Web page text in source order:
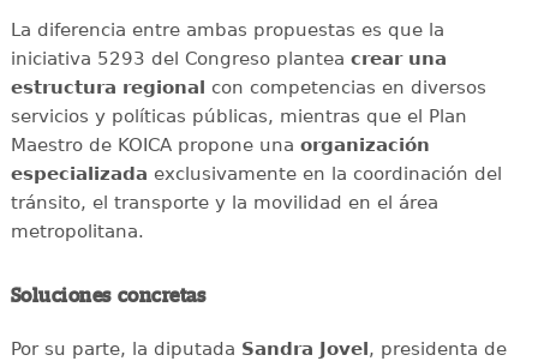
La diferencia entre ambas propuestas es que la
iniciativa 5293 del Congreso plantea crear una
estructura regional con competencias en diversos
servicios y políticas públicas, mientras que el Plan
Maestro de KOICA propone una organización
especializada exclusivamente en la coordinación del
tránsito, el transporte y la movilidad en el área
metropolitana.
Soluciones concretas
Por su parte, la diputada Sandra Jovel, presidenta de